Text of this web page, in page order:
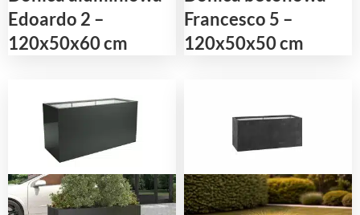
Edoardo 2 –
120x50x60 cm
Francesco 5 –
120x50x50 cm